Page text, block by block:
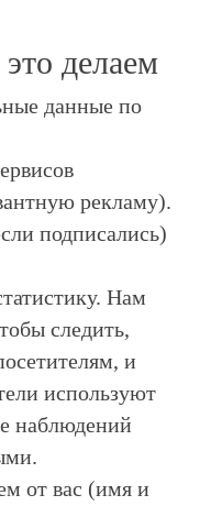
делаем
данные по
рекламу).
подписались)
Нам
следить,
и
используют
наблюдений
от вас (имя и